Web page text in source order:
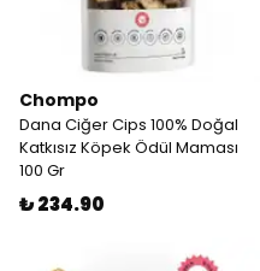
Chompo
Dana Ciğer Cips 100% Doğal
Katkısız Köpek Ödül Maması
100 Gr
₺ 234.90